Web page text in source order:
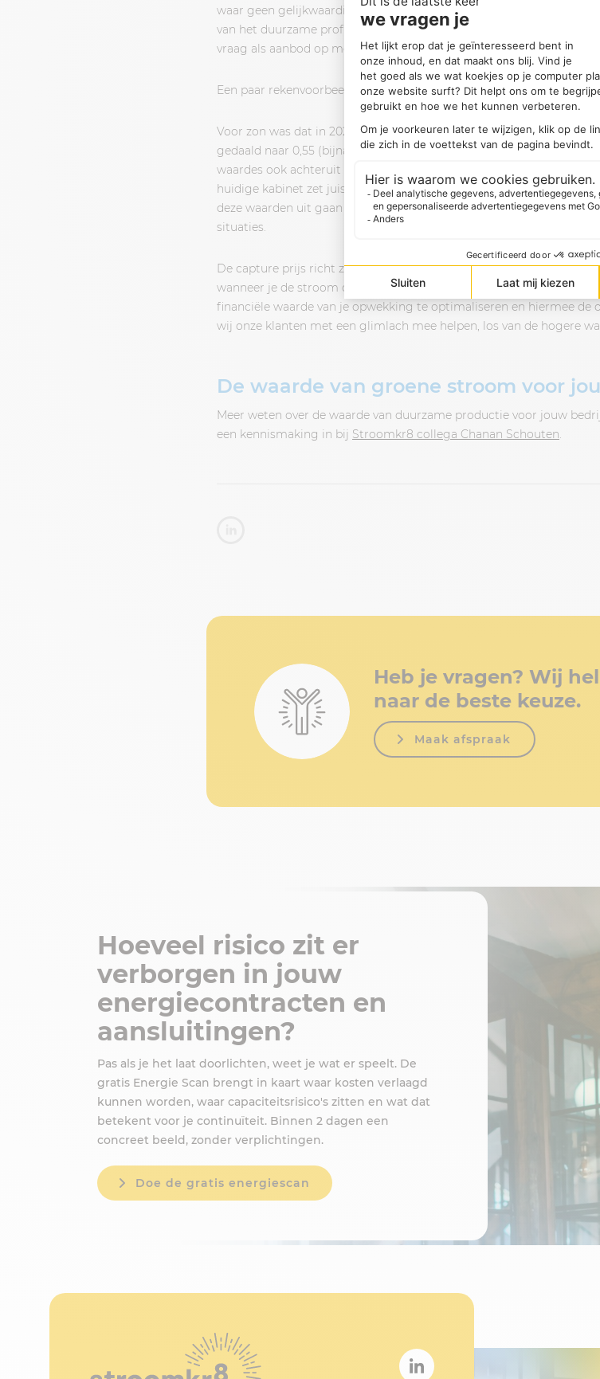
waar geen gelijkwaardige groei van afname op dezelfde
van het duurzame profiel ten opzichte van de gemiddelde markt
vraag als aanbod op momenten dat er veel duurzame energie
Een paar rekenvoorbeelden op basis van standaard profielen:
Voor zon was dat in 2023 nog 0,7 (~30% afslag ten opzichte van
gedaald naar 0,55 (bijna 50%!!) waarbij de waarde dus nog maar
waardes ook achteruit maar veel minder dan bij zon. De vraag is
huidige kabinet zet juist in op meer windparken, dus misschien
deze waarden uit gaan van gemiddelde profielen voor Nederland,
situaties.
De capture prijs richt zich dus met name op de historische trend
wanneer je de stroom op de EPEX Day-Ahead markt had verkocht.
financiële waarde van je opwekking te optimaliseren en hiermee de
wij onze klanten met een glimlach mee helpen, los van de hogere
De waarde van groene stroom voor
Meer weten over de waarde van duurzame productie voor jouw
een kennismaking in bij Stroomkr8 collega Chanan Schouten.
Heb je vragen? Wij
naar de beste keuze.
Maak afspraak
Hoeveel risico zit er
verborgen in jouw
energiecontracten en
aansluitingen?
Pas als je het laat doorlichten, weet je wat er speelt. De
gratis Energie Scan brengt in kaart waar kosten verlaagd
kunnen worden, waar capaciteitsrisico's zitten en wat dat
betekent voor je continuïteit. Binnen 2 dagen een
concreet beeld, zonder verplichtingen.
Doe de gratis energiescan